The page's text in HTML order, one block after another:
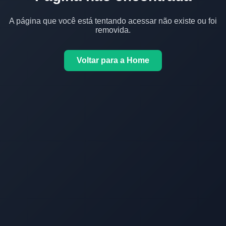
A página que você está tentando acessar não existe ou foi
removida.
Voltar para a Home